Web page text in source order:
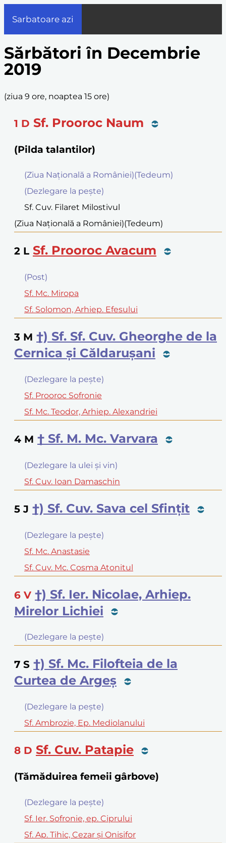
Sarbatoare azi
Sărbători în Decembrie
2019
(ziua 9 ore, noaptea 15 ore)
1 D Sf. Prooroc Naum
(Pilda talantilor)
(Ziua Naţională a României)(Tedeum)
(Dezlegare la peşte)
Sf. Cuv. Filaret Milostivul
(Ziua Naţională a României)(Tedeum)
2 L Sf. Prooroc Avacum
(Post)
Sf. Mc. Miropa
Sf. Solomon, Arhiep. Efesului
3 M †) Sf. Sf. Cuv. Gheorghe de la
Cernica şi Căldaruşani
(Dezlegare la peşte)
Sf. Prooroc Sofronie
Sf. Mc. Teodor, Arhiep. Alexandriei
4 M † Sf. M. Mc. Varvara
(Dezlegare la ulei şi vin)
Sf. Cuv. Ioan Damaschin
5 J †) Sf. Cuv. Sava cel Sfinţit
(Dezlegare la peşte)
Sf. Mc. Anastasie
Sf. Cuv. Mc. Cosma Atonitul
6 V †) Sf. Ier. Nicolae, Arhiep.
Mirelor Lichiei
(Dezlegare la peşte)
7 S †) Sf. Mc. Filofteia de la
Curtea de Argeş
(Dezlegare la peşte)
Sf. Ambrozie, Ep. Mediolanului
8 D Sf. Cuv. Patapie
(Tămăduirea femeii gârbove)
(Dezlegare la peşte)
Sf. Ier. Sofronie, ep. Ciprului
Sf. Ap. Tihic, Cezar şi Onisifor